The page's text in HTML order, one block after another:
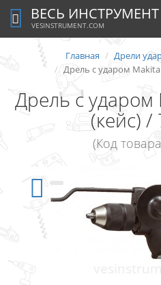
ВЕСЬ ИНСТРУМЕНТ
VESINSTRUMENT.COM
Главная
Дрели
Дрель с ударом Makita
Дрель с ударом
(кейс) /
(Код